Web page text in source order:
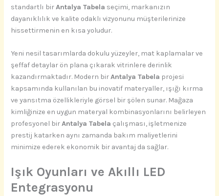
standartlı birAntalya Tabela seçimi, markanızın
dayanıklılık ve kalite odaklı vizyonunu müşterilerinize
hissettirmenin en kısa yoludur.
Yeni nesil tasarımlarda dokulu yüzeyler, mat kaplamalar ve
şeffaf detaylar ön plana çıkarak vitrinlere derinlik
kazandırmaktadır. Modern birAntalya Tabela projesi
kapsamında kullanılan bu inovatif materyaller, ışığı kırma
ve yansıtma özellikleriyle görsel bir şölen sunar. Mağaza
kimliğinize en uygun materyal kombinasyonlarını belirleyen
profesyonel birAntalya Tabela çalışması, işletmenize
prestij katarken aynı zamanda bakım maliyetlerini
minimize ederek ekonomik bir avantaj da sağlar.
Işık Oyunları ve Akıllı LED
Entegrasyonu